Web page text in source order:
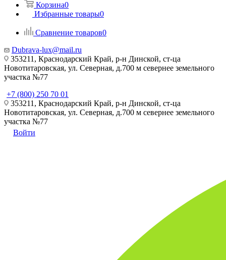
Корзина0
Избранные товары0
Сравнение товаров0
Dubrava-lux@mail.ru
353211, Краснодарский Край, р-н Динской, ст-ца
Новотитаровская, ул. Северная, д.700 м севернее земельного
участка №77
+7 (800) 250 70 01
353211, Краснодарский Край, р-н Динской, ст-ца
Новотитаровская, ул. Северная, д.700 м севернее земельного
участка №77
Войти